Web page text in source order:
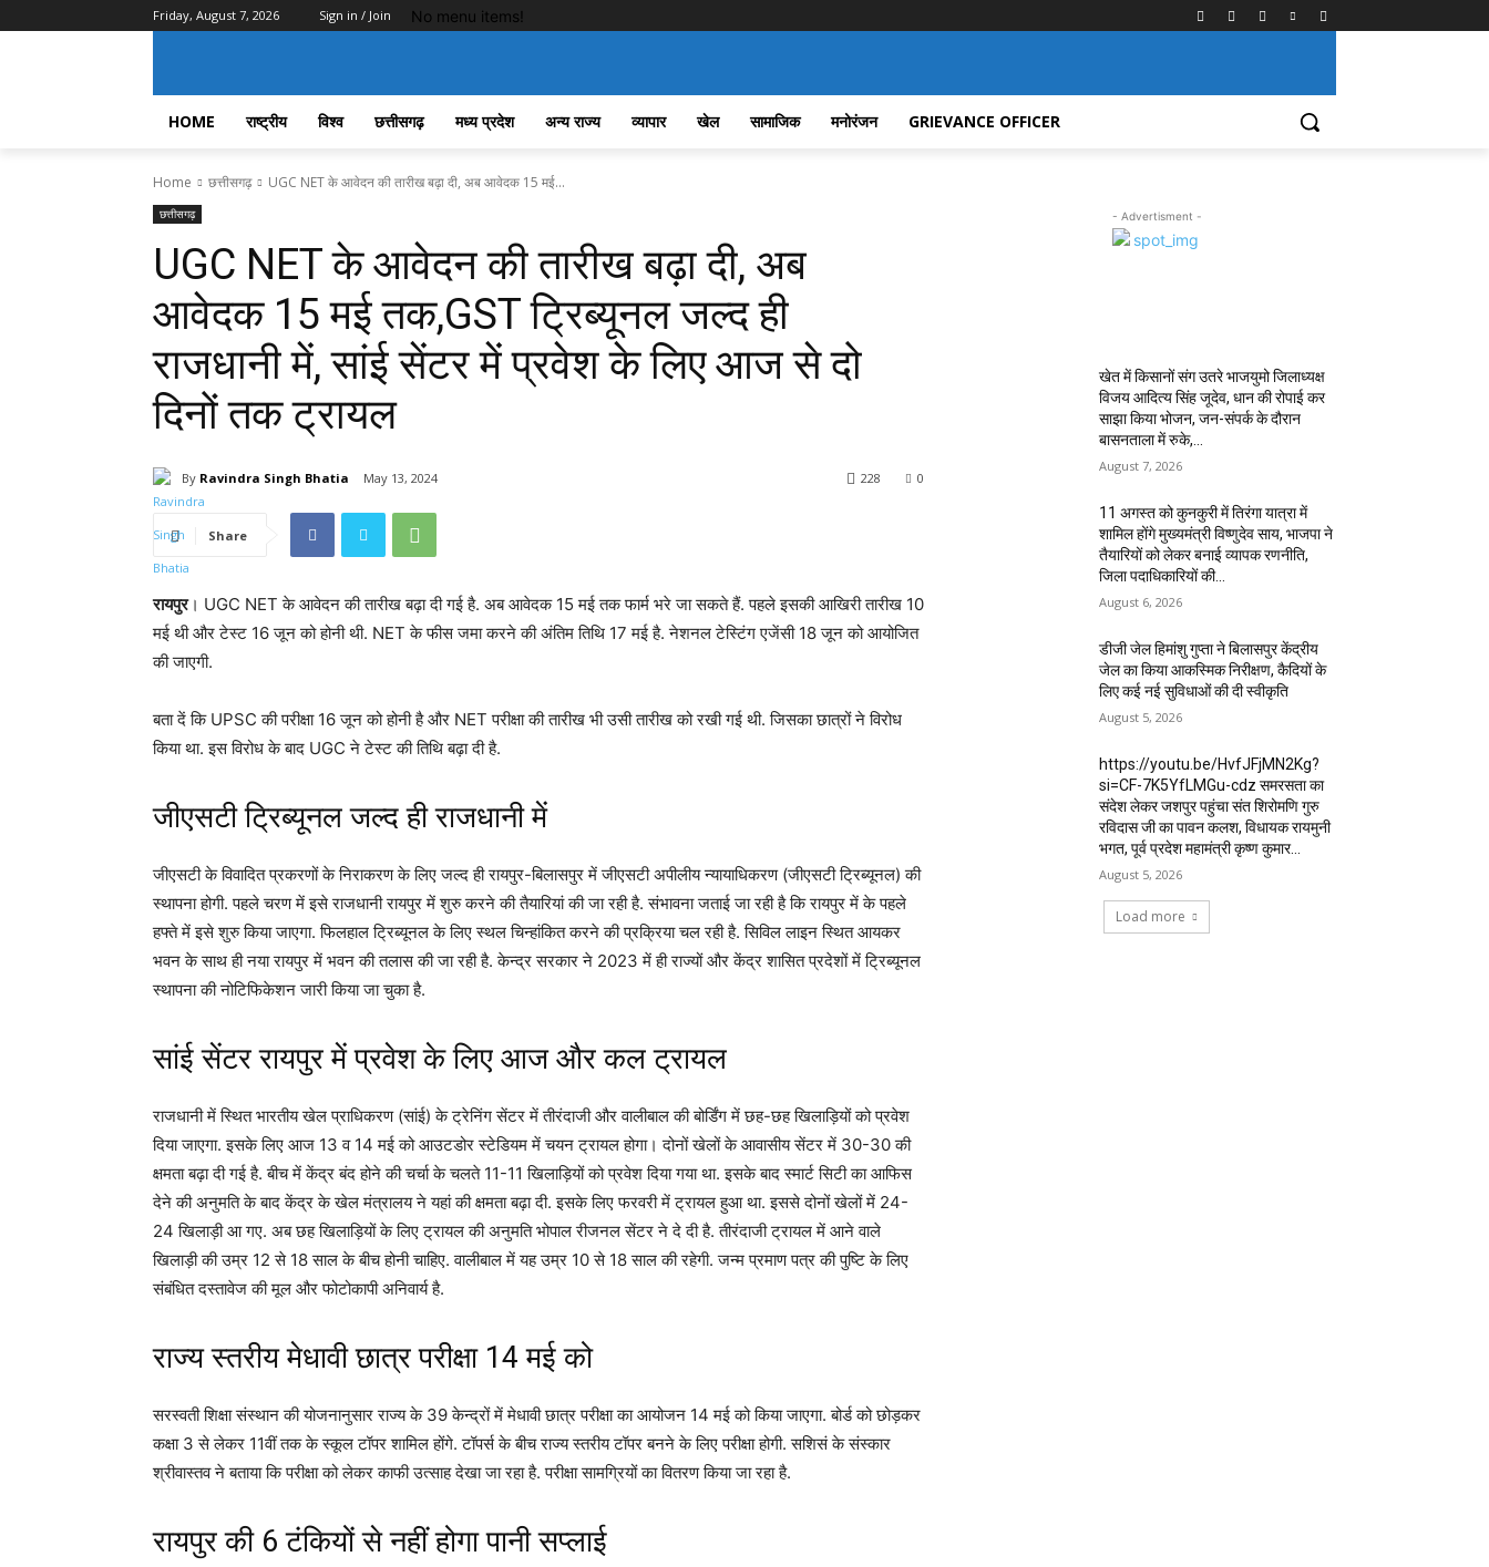
Friday, August 7, 2026 Sign in / Join No menu items!
HOME राष्ट्रीय विश्व छत्तीसगढ़ मध्य प्रदेश अन्य राज्य व्यापार खेल सामाजिक मनोरंजन GRIEVANCE OFFICER
Home छत्तीसगढ़ UGC NET के आवेदन की तारीख बढ़ा दी, अब आवेदक 15 मई...
छत्तीसगढ़
UGC NET के आवेदन की तारीख बढ़ा दी, अब
आवेदक 15 मई तक,GST ट्रिब्यूनल जल्द ही
राजधानी में, सांई सेंटर में प्रवेश के लिए आज से दो
दिनों तक ट्रायल
By Ravindra Singh Bhatia May 13, 2024 0
228
Share
रायपुर। UGC NET के आवेदन की तारीख बढ़ा दी गई है. अब आवेदक 15 मई तक फार्म भरे जा सकते हैं. पहले इसकी आखिरी तारीख 10
मई थी और टेस्ट 16 जून को होनी थी. NET के फीस जमा करने की अंतिम तिथि 17 मई है. नेशनल टेस्टिंग एजेंसी 18 जून को आयोजित
की जाएगी.
बता दें कि UPSC की परीक्षा 16 जून को होनी है और NET परीक्षा की तारीख भी उसी तारीख को रखी गई थी. जिसका छात्रों ने विरोध
किया था. इस विरोध के बाद UGC ने टेस्ट की तिथि बढ़ा दी है.
जीएसटी ट्रिब्यूनल जल्द ही राजधानी में
जीएसटी के विवादित प्रकरणों के निराकरण के लिए जल्द ही रायपुर-बिलासपुर में जीएसटी अपीलीय न्यायाधिकरण (जीएसटी ट्रिब्यूनल) की
स्थापना होगी. पहले चरण में इसे राजधानी रायपुर में शुरु करने की तैयारियां की जा रही है. संभावना जताई जा रही है कि रायपुर में के पहले
हफ्ते में इसे शुरु किया जाएगा. फिलहाल ट्रिब्यूनल के लिए स्थल चिन्हांकित करने की प्रक्रिया चल रही है. सिविल लाइन स्थित आयकर
भवन के साथ ही नया रायपुर में भवन की तलास की जा रही है. केन्द्र सरकार ने 2023 में ही राज्यों और केंद्र शासित प्रदेशों में ट्रिब्यूनल
स्थापना की नोटिफिकेशन जारी किया जा चुका है.
सांई सेंटर रायपुर में प्रवेश के लिए आज और कल ट्रायल
राजधानी में स्थित भारतीय खेल प्राधिकरण (सांई) के ट्रेनिंग सेंटर में तीरंदाजी और वालीबाल की बोर्डिंग में छह-छह खिलाड़ियों को प्रवेश
दिया जाएगा. इसके लिए आज 13 व 14 मई को आउटडोर स्टेडियम में चयन ट्रायल होगा। दोनों खेलों के आवासीय सेंटर में 30-30 की
क्षमता बढ़ा दी गई है. बीच में केंद्र बंद होने की चर्चा के चलते 11-11 खिलाड़ियों को प्रवेश दिया गया था. इसके बाद स्मार्ट सिटी का आफिस
देने की अनुमति के बाद केंद्र के खेल मंत्रालय ने यहां की क्षमता बढ़ा दी. इसके लिए फरवरी में ट्रायल हुआ था. इससे दोनों खेलों में 24-
24 खिलाड़ी आ गए. अब छह खिलाड़ियों के लिए ट्रायल की अनुमति भोपाल रीजनल सेंटर ने दे दी है. तीरंदाजी ट्रायल में आने वाले
खिलाड़ी की उम्र 12 से 18 साल के बीच होनी चाहिए. वालीबाल में यह उम्र 10 से 18 साल की रहेगी. जन्म प्रमाण पत्र की पुष्टि के लिए
संबंधित दस्तावेज की मूल और फोटोकापी अनिवार्य है.
राज्य स्तरीय मेधावी छात्र परीक्षा 14 मई को
सरस्वती शिक्षा संस्थान की योजनानुसार राज्य के 39 केन्द्रों में मेधावी छात्र परीक्षा का आयोजन 14 मई को किया जाएगा. बोर्ड को छोड़कर
कक्षा 3 से लेकर 11वीं तक के स्कूल टॉपर शामिल होंगे. टॉपर्स के बीच राज्य स्तरीय टॉपर बनने के लिए परीक्षा होगी. सशिसं के संस्कार
श्रीवास्तव ने बताया कि परीक्षा को लेकर काफी उत्साह देखा जा रहा है. परीक्षा सामग्रियों का वितरण किया जा रहा है.
रायपुर की 6 टंकियों से नहीं होगा पानी सप्लाई
- Advertisment -
खेत में किसानों संग उतरे भाजयुमो जिलाध्यक्ष
विजय आदित्य सिंह जूदेव, धान की रोपाई कर
साझा किया भोजन, जन-संपर्क के दौरान
बासनताला में रुके,...
August 7, 2026
11 अगस्त को कुनकुरी में तिरंगा यात्रा में
शामिल होंगे मुख्यमंत्री विष्णुदेव साय, भाजपा ने
तैयारियों को लेकर बनाई व्यापक रणनीति,
जिला पदाधिकारियों की...
August 6, 2026
डीजी जेल हिमांशु गुप्ता ने बिलासपुर केंद्रीय
जेल का किया आकस्मिक निरीक्षण, कैदियों के
लिए कई नई सुविधाओं की दी स्वीकृति
August 5, 2026
https://youtu.be/HvfJFjMN2Kg?
si=CF-7K5YfLMGu-cdz समरसता का
संदेश लेकर जशपुर पहुंचा संत शिरोमणि गुरु
रविदास जी का पावन कलश, विधायक रायमुनी
भगत, पूर्व प्रदेश महामंत्री कृष्ण कुमार...
August 5, 2026
Load more